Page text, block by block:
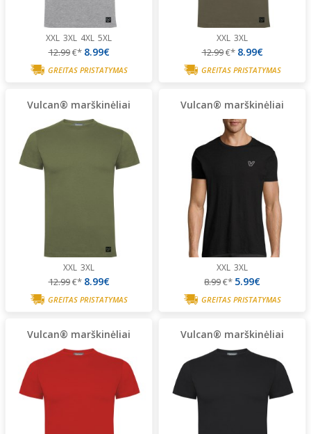
XXL 3XL 4XL 5XL
12.99€* 8.99€
GREITAS PRISTATYMAS
XXL 3XL
12.99€* 8.99€
GREITAS PRISTATYMAS
Vulcan® marškinėliai
XXL 3XL
12.99€* 8.99€
GREITAS PRISTATYMAS
Vulcan® marškinėliai
XXL 3XL
8.99€* 5.99€
GREITAS PRISTATYMAS
Vulcan® marškinėliai Vulcan® marškinėliai